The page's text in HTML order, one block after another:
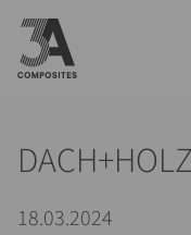
el
término
de
18.03.2024